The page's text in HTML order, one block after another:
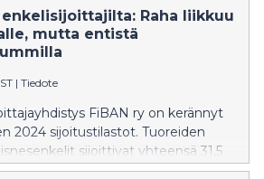
kaksoiskäyttöteknologiaan
enkelisijoittajilta: Raha liikkuu
mutta entistä
| Tiedote
FiBAN ry on kerännyt
2024 sijoitustilastot. Tuoreiden
sijoittivat yhteensä 31,5
startup-yrityksiin, mikä